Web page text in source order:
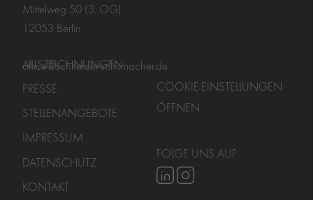
Mittelweg 50 (3. OG)
12053 Berlin
office@schneider-schumacher.de
AUSZEICHNUNGEN
PRESSE
STELLENANGEBOTE
IMPRESSUM
DATENSCHUTZ
KONTAKT
COOKIE-EINSTELLUNGEN
ÖFFNEN
FOLGE UNS AUF